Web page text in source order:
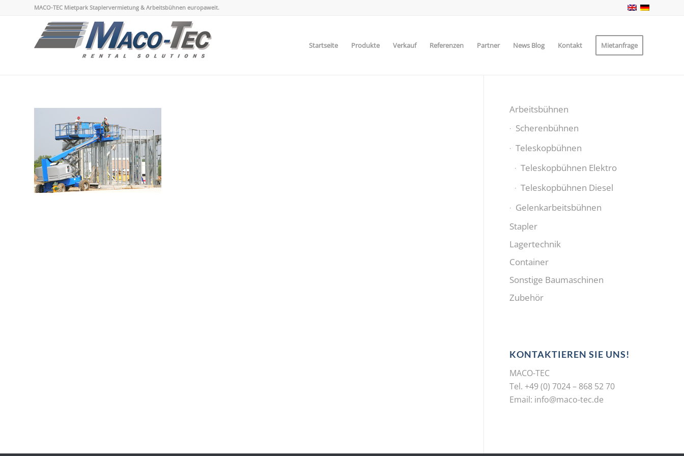
MACO-TEC Mietpark Staplervermietung & Arbeitsbühnen europaweit.
Startseite Produkte Verkauf Referenzen Partner News Blog Kontakt Mietanfrage
Arbeitsbühnen
Scherenbühnen
Teleskopbühnen
Teleskopbühnen Elektro
Teleskopbühnen Diesel
Gelenkarbeitsbühnen
Stapler
Lagertechnik
Container
Sonstige Baumaschinen
Zubehör
KONTAKTIEREN SIE UNS!
MACO-TEC
Tel. +49 (0) 7024 – 868 52 70
Email: info@maco-tec.de